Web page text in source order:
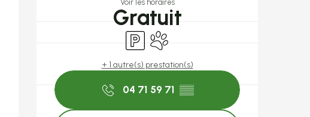
Voir les horaires
Gratuit
ParkingAnimaux acceptés
+ 1 autre(s) prestation(s)
04 71 59 71 ▒▒